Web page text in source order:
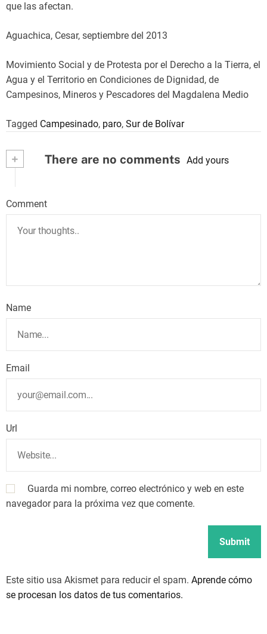
que las afectan.
Aguachica, Cesar, septiembre del 2013
Movimiento Social y de Protesta por el Derecho a la Tierra, el
Agua y el Territorio en Condiciones de Dignidad, de
Campesinos, Mineros y Pescadores del Magdalena Medio
Tagged Campesinado, paro, Sur de Bolívar
+ There are no comments Add yours
Comment
Name
Email
Url
Guarda mi nombre, correo electrónico y web en este
navegador para la próxima vez que comente.
Este sitio usa Akismet para reducir el spam. Aprende cómo
se procesan los datos de tus comentarios.